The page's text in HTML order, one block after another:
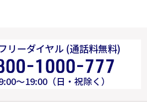
リーダイヤル (通話料無料)
～19:00（日・祝除く）